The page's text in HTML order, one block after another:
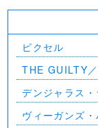
ピクセル
THE GUILTY
デンジャラス・
ヴィーガンズ・